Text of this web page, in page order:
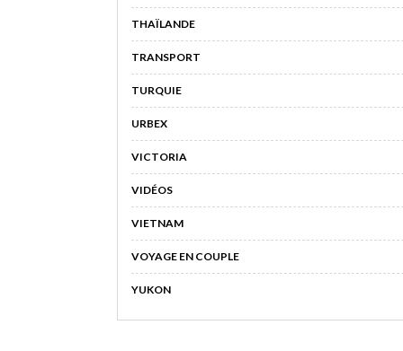
THAÏLANDE
TRANSPORT
TURQUIE
URBEX
VICTORIA
VIDÉOS
VIETNAM
VOYAGE EN COUPLE
YUKON